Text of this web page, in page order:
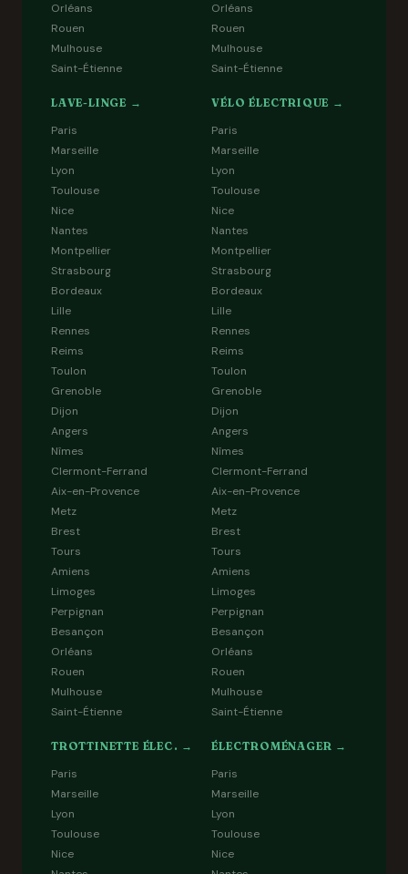
Orléans
Rouen
Mulhouse
Saint-Étienne
Orléans
Rouen
Mulhouse
Saint-Étienne
LAVE-LINGE →
Paris
Marseille
Lyon
Toulouse
Nice
Nantes
Montpellier
Strasbourg
Bordeaux
Lille
Rennes
Reims
Toulon
Grenoble
Dijon
Angers
Nîmes
Clermont-Ferrand
Aix-en-Provence
Metz
Brest
Tours
Amiens
Limoges
Perpignan
Besançon
Orléans
Rouen
Mulhouse
Saint-Étienne
VÉLO ÉLECTRIQUE →
Paris
Marseille
Lyon
Toulouse
Nice
Nantes
Montpellier
Strasbourg
Bordeaux
Lille
Rennes
Reims
Toulon
Grenoble
Dijon
Angers
Nîmes
Clermont-Ferrand
Aix-en-Provence
Metz
Brest
Tours
Amiens
Limoges
Perpignan
Besançon
Orléans
Rouen
Mulhouse
Saint-Étienne
TROTTINETTE ÉLEC. →
Paris
Marseille
Lyon
Toulouse
Nice
ÉLECTROMÉNAGER →
Paris
Marseille
Lyon
Toulouse
Nice